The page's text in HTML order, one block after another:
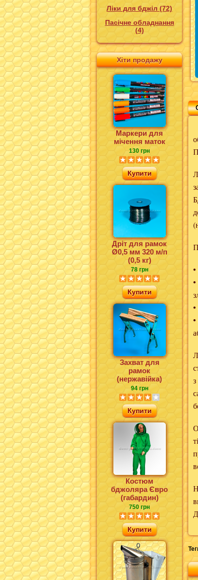
Ліки для бджіл (72)
Пасічне обладнання
(4)
Хіти продажу
Маркери для
мічення маток
130 грн
Купити
Дріт для рамок
Ø0,5 мм 320 м/п
(0,5 кг)
78 грн
Купити
Захват для
рамок
(нержавійка)
94 грн
Купити
Костюм
бджоляра Євро
(габардин)
750 грн
Купити